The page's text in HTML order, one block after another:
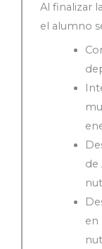
Al finalizar
el alumno
de
en